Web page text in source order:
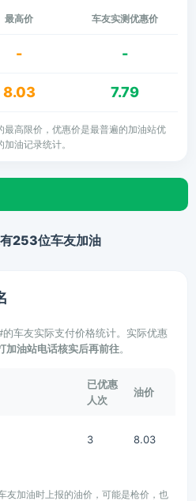
最高价 车友实测优惠价
- -
8.03 7.79
最高限价，优惠价是最普遍的加油站优
油记录统计。
253位车友加油
车友实际支付价格统计。实际优惠
加油站电话核实后再前往。
已优惠
人次
油价
3 8.03
友加油时上报的油价，可能是枪价，也